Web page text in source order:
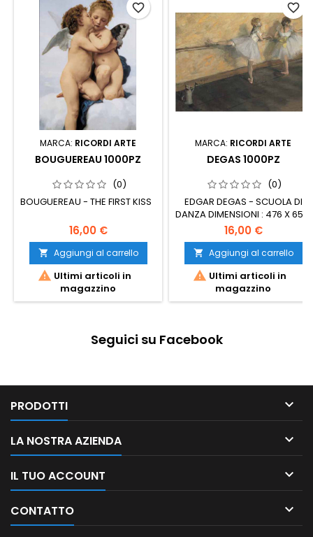
MARCA: RICORDI ARTE
BOUGUEREAU 1000PZ
(0)
BOUGUEREAU - THE FIRST KISS
16,00 €
 Aggiungi al carrello
 Ultimi articoli in
magazzino
favorite_border
MARCA: RICORDI ARTE
DEGAS 1000PZ
(0)
EDGAR DEGAS - SCUOLA DI
DANZA DIMENSIONI : 476 X 652
16,00 €
 Aggiungi al carrello
 Ultimi articoli in
magazzino
favorite_border
Seguici su Facebook
PRODOTTI 
LA NOSTRA AZIENDA 
IL TUO ACCOUNT 
CONTATTO 